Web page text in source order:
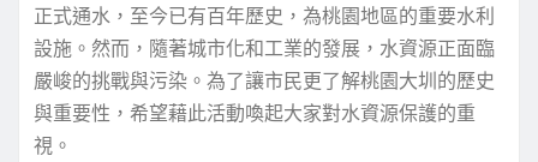
正式通水，至今已有百年歷史，為桃園地區的重要水利
設施。然而，隨著城市化和工業的發展，水資源正面臨
嚴峻的挑戰與污染。為了讓市民更了解桃園大圳的歷史
與重要性，希望藉此活動喚起大家對水資源保護的重
視。